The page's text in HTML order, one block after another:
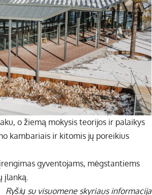
o žiemą mokysis teorijos ir palaikys
kambariais ir kitomis jų poreikius
gyventojams, mėgstantiems
įlanką.
Ryšių su visuomene skyriaus informacija